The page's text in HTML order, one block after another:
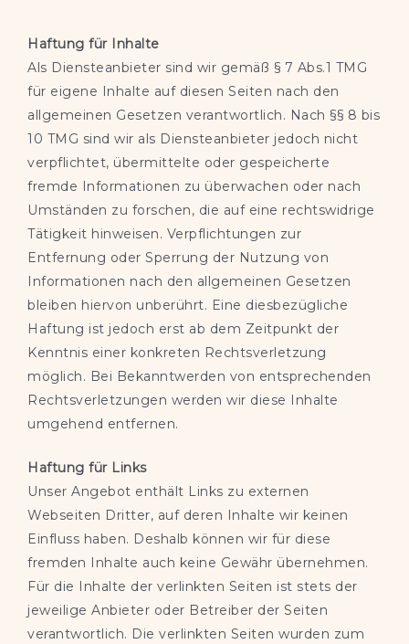
Haftung für Inhalte
Als Diensteanbieter sind wir gemäß § 7 Abs.1 TMG
für eigene Inhalte auf diesen Seiten nach den
allgemeinen Gesetzen verantwortlich. Nach §§ 8 bis
10 TMG sind wir als Diensteanbieter jedoch nicht
verpflichtet, übermittelte oder gespeicherte
fremde Informationen zu überwachen oder nach
Umständen zu forschen, die auf eine rechtswidrige
Tätigkeit hinweisen. Verpflichtungen zur
Entfernung oder Sperrung der Nutzung von
Informationen nach den allgemeinen Gesetzen
bleiben hiervon unberührt. Eine diesbezügliche
Haftung ist jedoch erst ab dem Zeitpunkt der
Kenntnis einer konkreten Rechtsverletzung
möglich. Bei Bekanntwerden von entsprechenden
Rechtsverletzungen werden wir diese Inhalte
umgehend entfernen.
Haftung für Links
Unser Angebot enthält Links zu externen
Webseiten Dritter, auf deren Inhalte wir keinen
Einfluss haben. Deshalb können wir für diese
fremden Inhalte auch keine Gewähr übernehmen.
Für die Inhalte der verlinkten Seiten ist stets der
jeweilige Anbieter oder Betreiber der Seiten
verantwortlich. Die verlinkten Seiten wurden zum